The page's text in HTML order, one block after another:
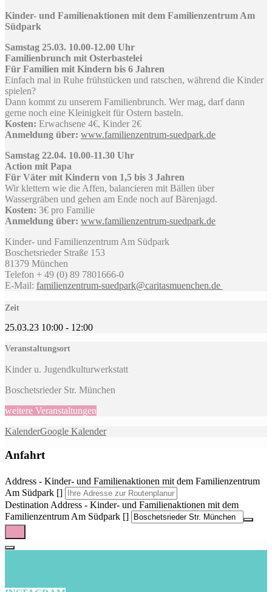
Kinder- und Familienaktionen mit dem Familienzentrum Am
Südpark
Samstag 25.03. 10.00-12.00 Uhr
Familienbrunch mit Osterbastelei
Für Familien mit Kindern bis 6 Jahren
Einfach mal in Ruhe frühstücken und ratschen, während die Kinder
spielen?
Dann kommt zu unserem Familienbrunch. Wer mag, darf dann
gerne noch eine Kleinigkeit für Ostern basteln.
Kosten: Erwachsene 4€, Kinder 2€
Anmeldung über: www.familienzentrum-suedpark.de
Samstag 22.04. 10.00-11.30 Uhr
Action mit Papa
Für Väter mit Kindern von 1,5 bis 3 Jahren
Wir klettern wie die Affen, balancieren mit Bällen über
Wassergräben und gehen am Ende noch auf Bärenjagd.
Kosten: 3€ pro Familie
Anmeldung über: www.familienzentrum-suedpark.de
Kinder- und Familienzentrum Am Südpark
Boschetsrieder Straße 153
81379 München
Telefon + 49 (0) 89 7801666-0
E-Mail: familienzentrum-suedpark@caritasmuenchen.de
Zeit
25.03.23 10:00 - 12:00
Veranstaltungsort
Kinder u. Jugendkulturwerkstatt
Boschetsrieder Str. München
weitere Veranstaltungen
KalenderGoogle Kalender
Anfahrt
Address - Kinder- und Familienaktionen mit dem Familienzentrum
Am Südpark []
Destination Address - Kinder- und Familienaktionen mit dem
Familienzentrum Am Südpark []